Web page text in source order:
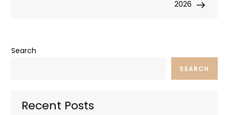
2026
Search
SEARCH
Recent Posts